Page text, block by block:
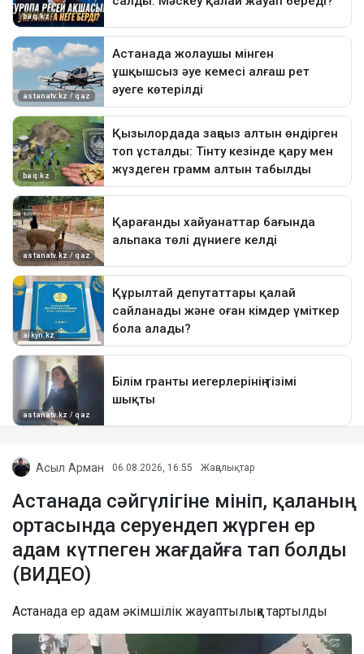
Асыл Арман 06.08.2026, 16:55 Жаңалықтар
Астанада сәйгүлігіне мініп, қаланың
ортасында серуендеп жүрген ер
адам күтпеген жағдайға тап болды
(ВИДЕО)
Астанада ер адам әкімшілік жауаптылыққа тартылды